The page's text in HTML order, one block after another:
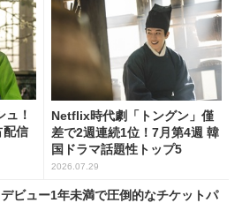
！
信
Netflix時代劇「トングン」僅
差で2週連続1位！7月第4週 韓
国ドラマ話題性トップ5
2026.07.29
ビュー1年未満で圧倒的なチケットパ